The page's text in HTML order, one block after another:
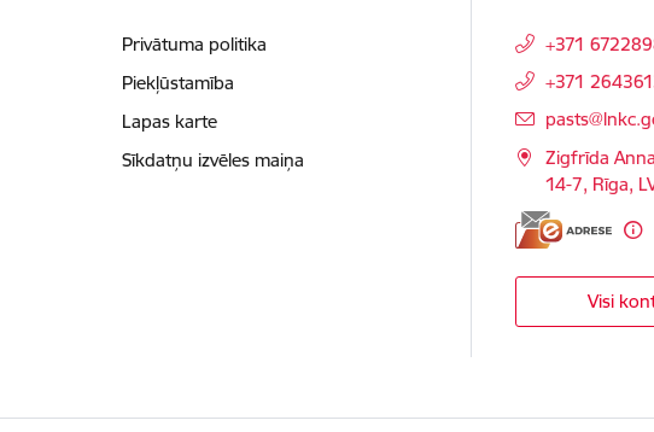
Privātuma politika
Piekļūstamība
Lapas karte
Sīkdatņu izvēles maiņa
+371
+371
E-pasts:
Zigfrīda
14-7, Rīga,
Visi